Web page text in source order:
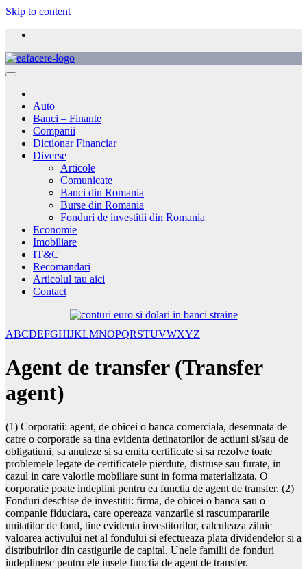
Skip to content
Auto
Banci – Finante
Companii
Dictionar Financiar
Diverse
Articole
Comunicate
Banci din Romania
Burse din Romania
Fonduri de investitii din Romania
Economie
Imobiliare
IT&C
Recomandari
Articolul tau aici
Contact
ABCDEFGHIJKLMNOPQRSTUVWXYZ
Agent de transfer (Transfer
agent)
(1) Corporatii: agent, de obicei o banca comerciala, desemnata de
catre o corporatie sa tina evidenta detinatorilor de actiuni si/sau de
obligatiuni, sa anuleze si sa emita certificate si sa rezolve toate
problemele legate de certificatele pierdute, distruse sau furate, in
cazul in care valorile mobiliare sunt in forma materializata. O
corporatie poate indeplini pentru ea functia de agent de transfer. (2)
Fonduri deschise de investitii: firma, de obicei o banca sau o
companie fiduciara, care opereaza vanzarile si rascumpararile
unitatilor de fond, tine evidenta investitorilor, calculeaza zilnic
valoarea activului net al fondului si efectueaza plata dividendelor si a
distribuirilor din castigurile de capital. Unele familii de fonduri
indeplinesc pentru ele insele functia de agent de transfer.